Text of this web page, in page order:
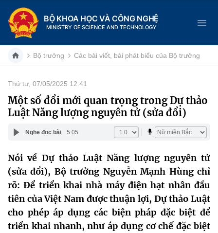
BỘ KHOA HỌC VÀ CÔNG NGHỆ
MINISTRY OF SCIENCE AND TECHNOLOGY
Danh mục
Trang chủ
Giới thiệu
Chức năng nhiệm vụ
Cơ cấu tổ chức
Lịch sử phát triển
Tin tức sự kiện
Khoa học và Công nghệ
Đổi mới sáng tạo
Dịch vụ công
Hệ thống văn bản
Văn bản QPPL
MST IOFFICE
Bộ trưởng Các bài viết, bài phát biểu của Bộ trưởng
Thứ tư, 07/05/2025 12:41
Một số đổi mới quan trọng trong Dự thảo
Luật Năng lượng nguyên tử (sửa đổi)
Nghe đọc bài 5:05
Nói về Dự thảo Luật Năng lượng nguyên tử
(sửa đổi), Bộ trưởng Nguyễn Mạnh Hùng chỉ
rõ: Để triển khai nhà máy điện hạt nhân đầu
tiên của Việt Nam được thuận lợi, Dự thảo Luật
cho phép áp dụng các biện pháp đặc biệt để
triển khai nhanh, như áp dụng cơ chế đặc biệt